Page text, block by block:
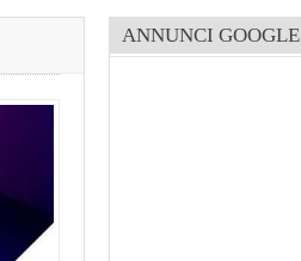
ANNUNCI GOOGLE